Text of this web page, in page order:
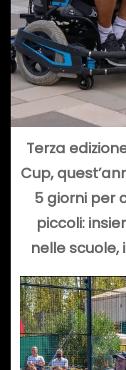
Terza
Cup,
5 giorni per
piccoli:
nelle scuole,